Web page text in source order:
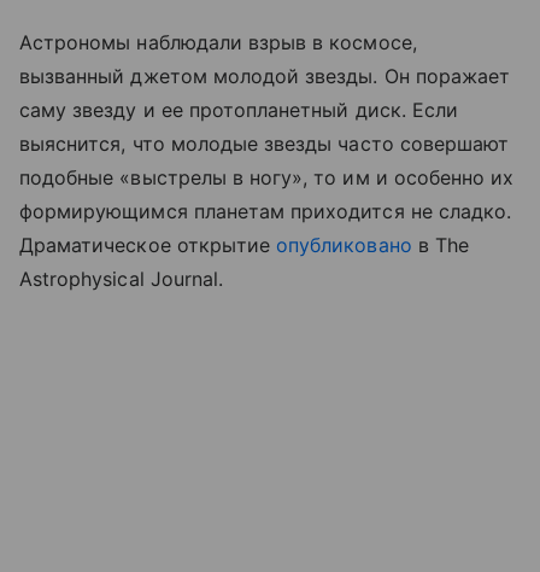
Астрономы наблюдали взрыв в космосе,
вызванный джетом молодой звезды. Он поражает
саму звезду и ее протопланетный диск. Если
выяснится, что молодые звезды часто совершают
подобные «выстрелы в ногу», то им и особенно их
формирующимся планетам приходится не сладко.
Драматическое открытие опубликовано в The
Astrophysical Journal.